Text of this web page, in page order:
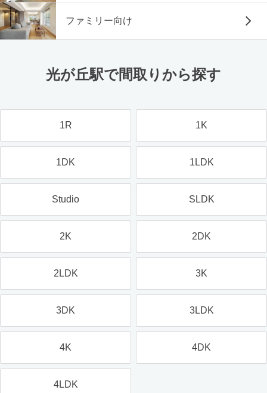
ファミリー向け
光が丘駅で間取りから探す
1R 1K
1DK 1LDK
Studio SLDK
2K 2DK
2LDK 3K
3DK 3LDK
4K 4DK
4LDK